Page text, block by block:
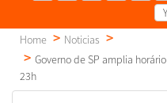
Y
Home
Noticias
Governo de SP amplia
23h